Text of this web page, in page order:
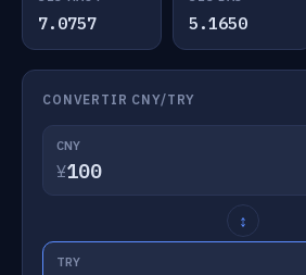
7.0757 5.1650
CONVERTIR CNY/TRY
CNY
¥
↕
TRY